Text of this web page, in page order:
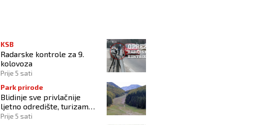
KSB
Radarske kontrole za 9.
kolovoza
Prije 5 sati
Park prirode
Blidinje sve privlačnije
ljetno odredište, turizam
raste uz izazove očuvanja
Prije 5 sati